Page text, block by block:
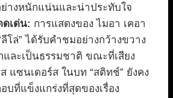
ย่างหนักแน่นและน่าประทับใจ
ดเด่น: การแสดงของ ไมอา เคอา
โล่” ได้รับคำชมอย่างกว้างขวาง
และเป็นธรรมชาติ ขณะที่เสียง
แซนเดอร์ส ในบท “สติทช์” ยังคง
บที่แข็งแกร่งที่สุดของเรื่อง